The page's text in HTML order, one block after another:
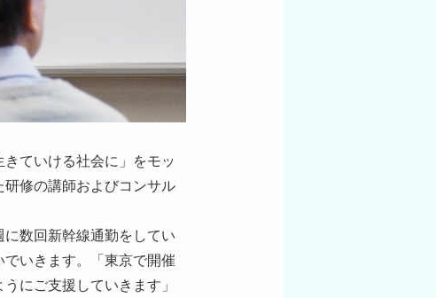
ていける社会に」をモッ
研修の講師およびコンサル
数回新幹線通勤をしてい
いきます。「東京で開催
にご支援していきます」